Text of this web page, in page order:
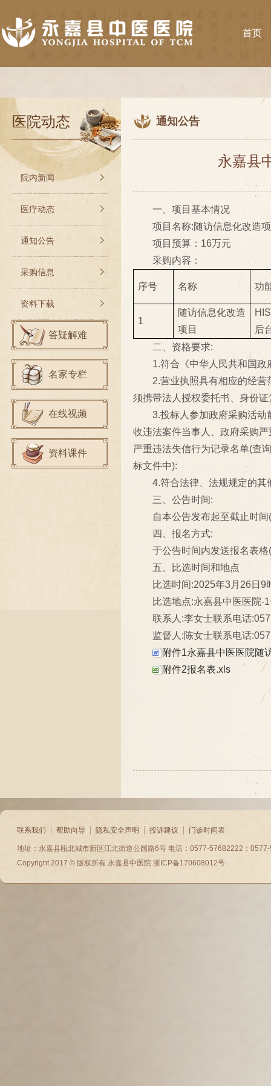
首页
医院动态
院内新闻
医疗动态
通知公告
采购信息
资料下载
答疑解难
名家专栏
在线视频
资料课件
通知公告
永嘉县
一、项目基本情况
项目名称:随访信息化改造
项目预算：16万元
采购内容：
序号 名称 功
1
随访信息化改造
项目
后
二、资格要求:
1.符合《中华人民共和国
2.营业执照具有相应的经
须携带法人授权委托书、身份
3.投标人参加政府采购活动
收违法案件当事人、政府采购
严重违法失信行为记录名单(查
标文件中):
4.符合法律、法规规定的其
三、公告时间:
自本公告发布起至截止时
四、报名方式:
于公告时间内发送报名表
五、比选时间和地点
比选时间:2025年3月26日9
比选地点:永嘉县中医医院-
联系人:李女士联系电话
监督人:陈女士联系电话
附件1永嘉县中医医院随
附件2报名表.xls
联系我们 帮助向导 隐私安全声明 投诉建议 门诊时间表
地址：永嘉县瓯北城市新区江北街道公园路6号 电话：0577-57682222；
Copyright 2017 © 版权所有 永嘉县中医院 浙ICP备170608012号